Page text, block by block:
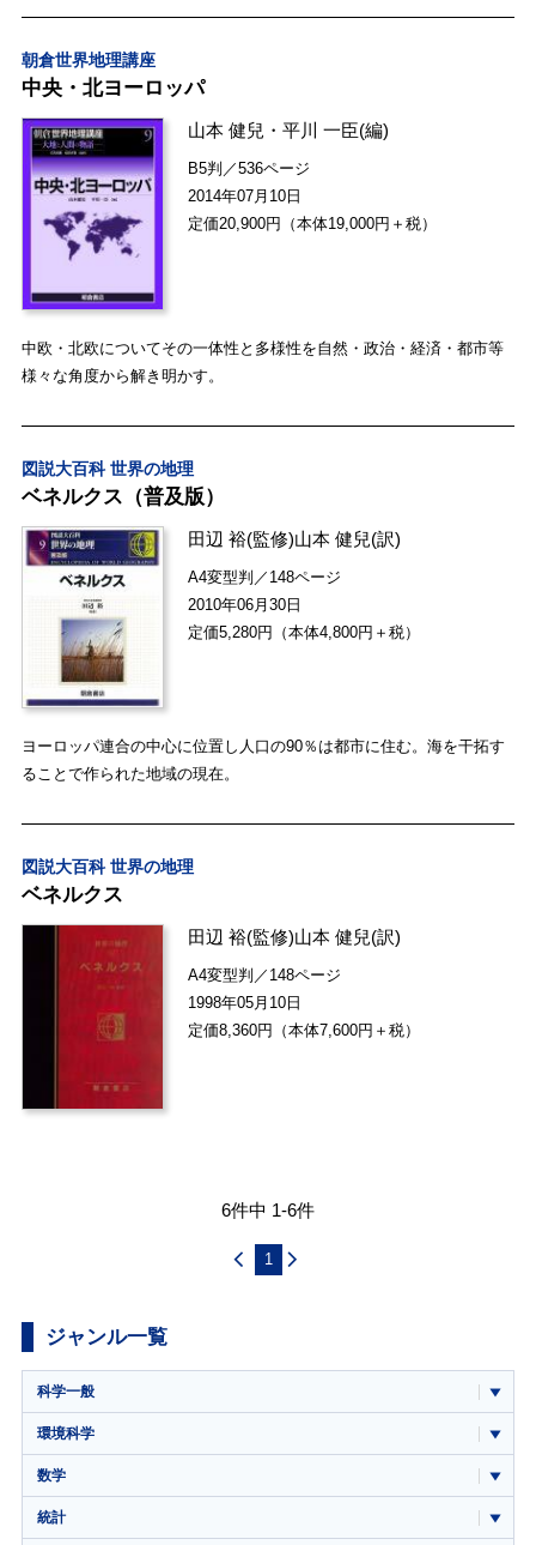
朝倉世界地理講座
中央・北ヨーロッパ
山本 健兒 ・平川 一臣(編)
B5判／536ページ
2014年07月10日
定価20,900円（本体19,000円＋税）
中欧・北欧についてその一体性と多様性を自然・政治・経済・都市等
様々な角度から解き明かす。
図説大百科 世界の地理
ベネルクス（普及版）
田辺 裕(監修)山本 健兒(訳)
A4変型判／148ページ
2010年06月30日
定価5,280円（本体4,800円＋税）
ヨーロッパ連合の中心に位置し人口の90％は都市に住む。海を干拓す
ることで作られた地域の現在。
図説大百科 世界の地理
ベネルクス
田辺 裕(監修)山本 健兒(訳)
A4変型判／148ページ
1998年05月10日
定価8,360円（本体7,600円＋税）
6件中 1-6件
1
ジャンル一覧
科学一般
環境科学
数学
統計